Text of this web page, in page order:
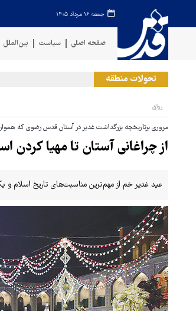
جمعه ۱۶ مرداد ۱۴۰۵
صفحه اصلی سیاست بین‌الملل
تحولات منطقه
رواق
مروری برتاریخچه بزرگداشت غدیر در آستان قدس رضوی که
از چراغانی آستان تا مهیا کردن
عید غدیر خم از مهم‌ترین مناسبت‌های تاریخ اسلام و